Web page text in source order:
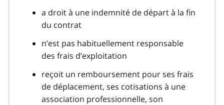
a droit à une indemnité de départ à la fin
du contrat
n’est pas habituellement responsable
des frais d’exploitation
reçoit un remboursement pour ses frais
de déplacement, ses cotisations à une
association professionnelle, son